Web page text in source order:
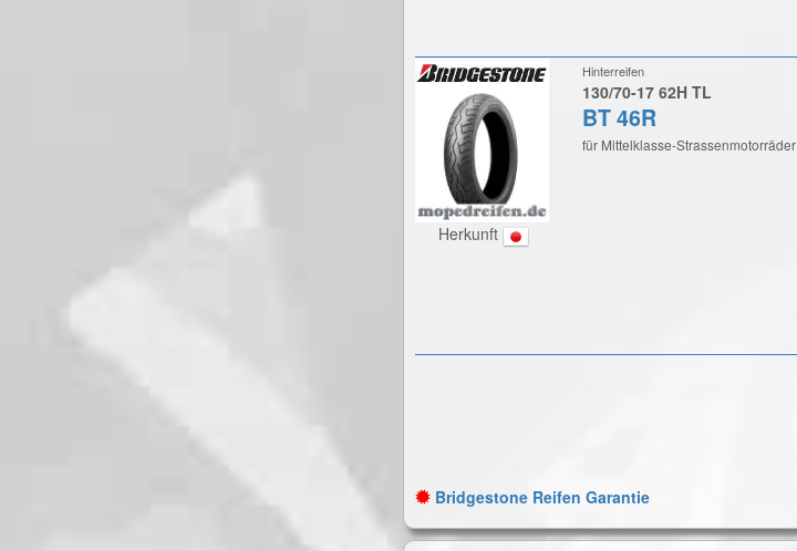
Herkunft
Hinterreifen
130/70-17 62H TL
BT 46R
für Mittelklasse-Strassenmotorräder
Bridgestone Reifen Garantie